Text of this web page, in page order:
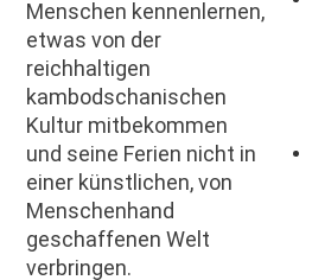
Menschen kennenlernen,
etwas von der
reichhaltigen
kambodschanischen
Kultur mitbekommen
und seine Ferien nicht in
einer künstlichen, von
Menschenhand
geschaffenen Welt
verbringen.